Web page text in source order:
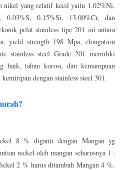
nikel yang relatif kecil yaitu 1.02%Ni,
0.03%S, 0.15%Si, 13.00%Cr, dan
pelat stainless tipe 201 ini antara
yield strength 198 Mpa, elongation
stainless steel Grade 201 memiliki
baik, tahan korosi, dan kemampuan
dengan stainless steel 301.
8 % diganti dengan Mangan yg
nickel oleh mangan seharusnya 1 :
2 % harus ditambah Mangan 4 %.